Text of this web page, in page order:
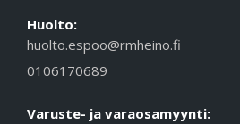
Huolto:
huolto.espoo@rmheino.fi
0106170689
Varuste- ja varaosamyynti: